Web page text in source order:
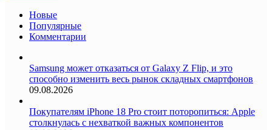
Новые
Популярные
Комментарии
Samsung может отказаться от Galaxy Z Flip, и это
способно изменить весь рынок складных смартфонов
09.08.2026
Покупателям iPhone 18 Pro стоит поторопиться: Apple
столкнулась с нехваткой важных компонентов